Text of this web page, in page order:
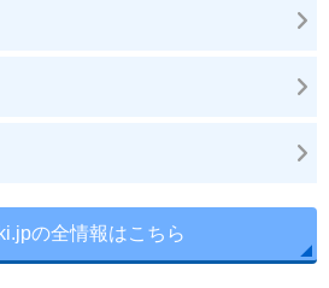
の全情報はこちら